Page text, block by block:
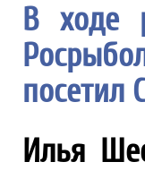
В ходе
посетил
Илья